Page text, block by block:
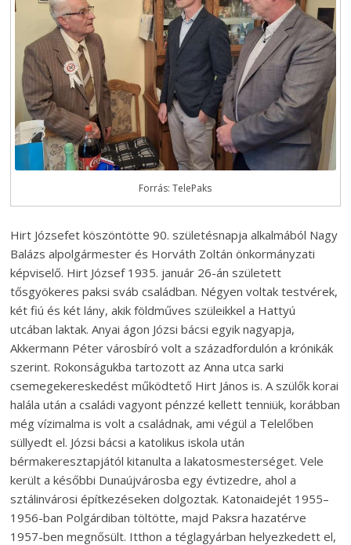
Forrás: TelePaks
Hirt Józsefet köszöntötte 90. születésnapja alkalmából Nagy
Balázs alpolgármester és Horváth Zoltán önkormányzati
képviselő. Hirt József 1935. január 26-án született
tősgyökeres paksi sváb családban. Négyen voltak testvérek,
két fiú és két lány, akik földműves szüleikkel a Hattyú
utcában laktak. Anyai ágon Józsi bácsi egyik nagyapja,
Akkermann Péter városbíró volt a századfordulón a krónikák
szerint. Rokonságukba tartozott az Anna utca sarki
csemegekereskedést működtető Hirt János is. A szülők korai
halála után a családi vagyont pénzzé kellett tenniük, korábban
még vízimalma is volt a családnak, ami végül a Telelőben
süllyedt el. Józsi bácsi a katolikus iskola után
bérmakeresztapjától kitanulta a lakatosmesterséget. Vele
került a későbbi Dunaújvárosba egy évtizedre, ahol a
sztálinvárosi építkezéseken dolgoztak. Katonaidejét 1955–
1956-ban Polgárdiban töltötte, majd Paksra hazatérve
1957-ben megnősült. Itthon a téglagyárban helyezkedett el,